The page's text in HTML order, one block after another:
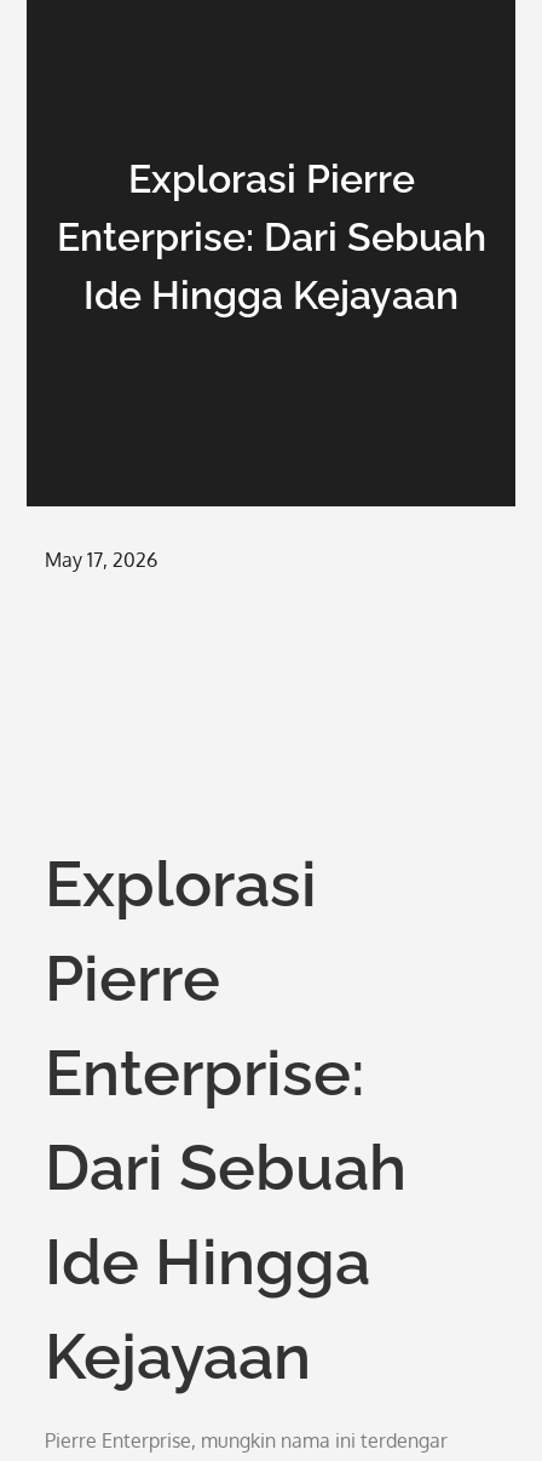
Explorasi Pierre
Enterprise: Dari Sebuah
Ide Hingga Kejayaan
Posted
May 17, 2026
Explorasi
Pierre
Enterprise:
Dari Sebuah
Ide Hingga
Kejayaan
Pierre Enterprise, mungkin nama ini terdengar